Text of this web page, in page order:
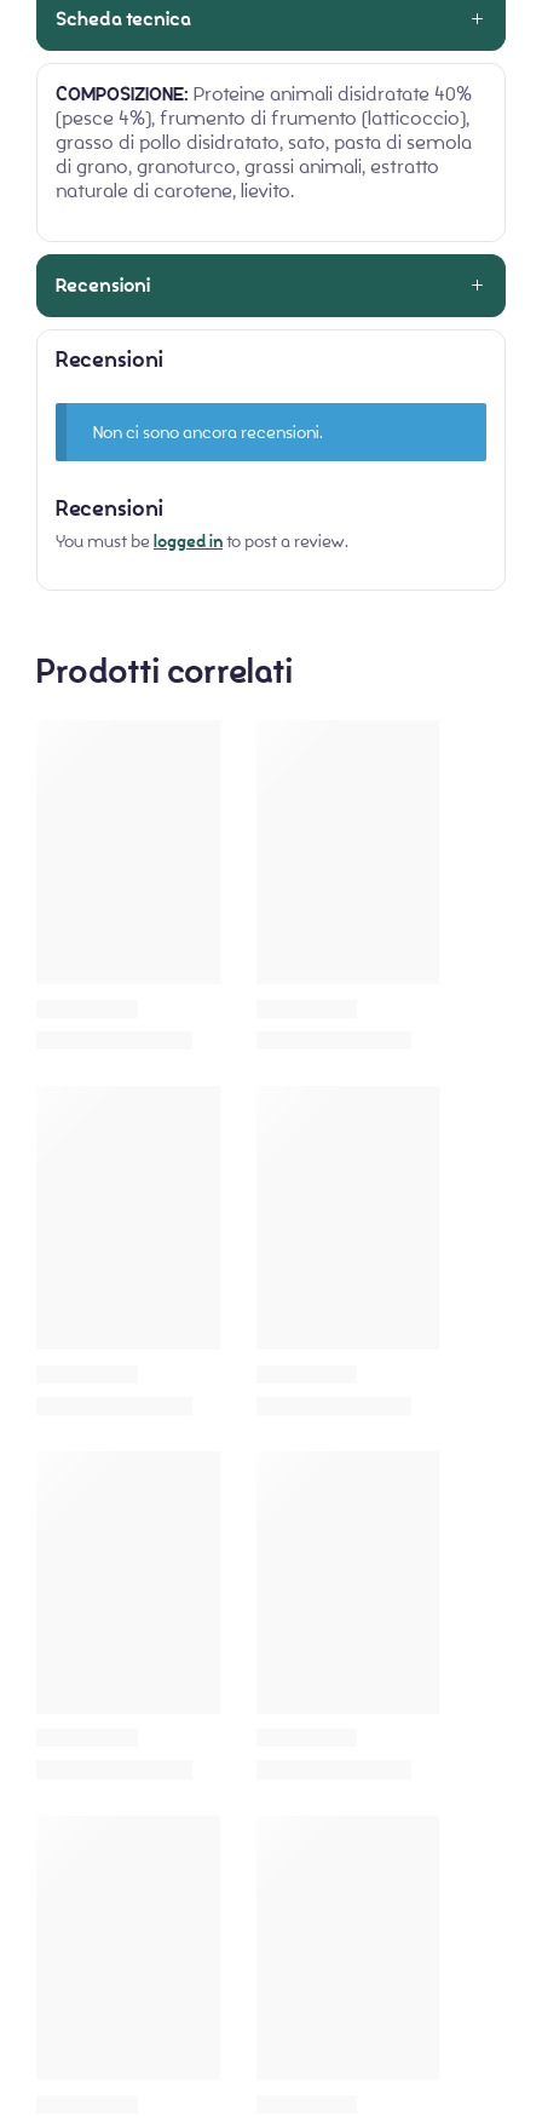
Scheda tecnica
COMPOSIZIONE: Proteine animali disidratate 40%
(pesce 4%), frumento di frumento (latticoccio),
grasso di pollo disidratato, sato, pasta di semola
di grano, granoturco, grassi animali, estratto
naturale di carotene, lievito.
Recensioni
Recensioni
Non ci sono ancora recensioni.
Recensioni
You must be logged into post a review.
Prodotti correlati